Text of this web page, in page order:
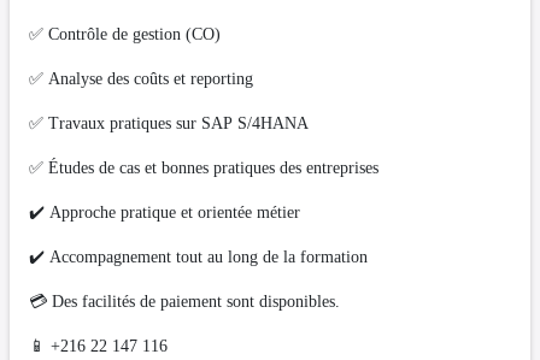
✅ Contrôle de gestion (CO)
✅ Analyse des coûts et reporting
✅ Travaux pratiques sur SAP S/4HANA
✅ Études de cas et bonnes pratiques des entreprises
✔️ Approche pratique et orientée métier
✔️ Accompagnement tout au long de la formation
💳 Des facilités de paiement sont disponibles.
📱 +216 22 147 116